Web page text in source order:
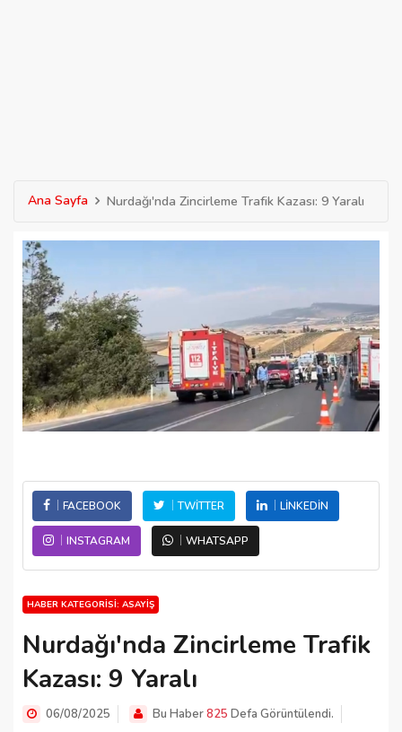
Ana Sayfa Nurdağı'nda Zincirleme Trafik Kazası: 9 Yaralı
FACEBOOK TWITTER LINKEDIN
INSTAGRAM WHATSAPP
HABER KATEGORISI: ASAYIŞ
Nurdağı'nda Zincirleme Trafik
Kazası: 9 Yaralı
06/08/2025 Bu Haber825 Defa Görüntülendi.